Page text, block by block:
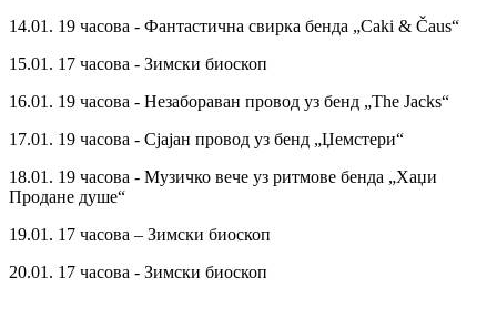
14.01. 19 часова - Фантастична свирка бенда „Caki & Čaus“
15.01. 17 часова - Зимски биоскоп
16.01. 19 часова - Незабораван провод уз бенд „The Jacks“
17.01. 19 часова - Сјајан провод уз бенд „Џемстери“
18.01. 19 часова - Музичко вече уз ритмове бенда „Хаџи
Продане душе“
19.01. 17 часова – Зимски биоскоп
20.01. 17 часова - Зимски биоскоп